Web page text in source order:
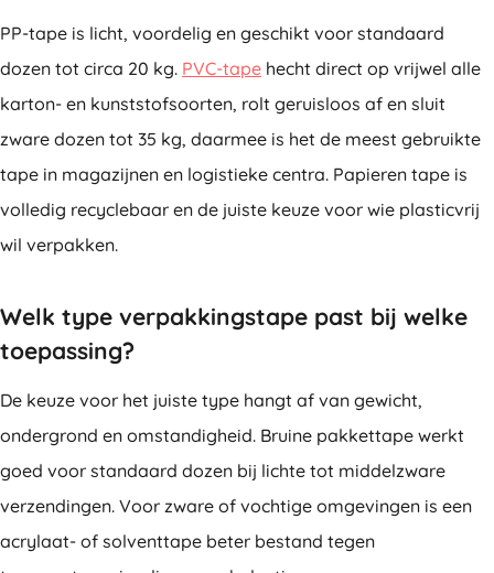
PP-tape is licht, voordelig en geschikt voor standaard
dozen tot circa 20 kg. PVC-tape hecht direct op vrijwel alle
karton- en kunststofsoorten, rolt geruisloos af en sluit
zware dozen tot 35 kg, daarmee is het de meest gebruikte
tape in magazijnen en logistieke centra. Papieren tape is
volledig recyclebaar en de juiste keuze voor wie plasticvrij
wil verpakken.
Welk type verpakkingstape past bij welke
toepassing?
De keuze voor het juiste type hangt af van gewicht,
ondergrond en omstandigheid. Bruine pakkettape werkt
goed voor standaard dozen bij lichte tot middelzware
verzendingen. Voor zware of vochtige omgevingen is een
acrylaat- of solventtape beter bestand tegen